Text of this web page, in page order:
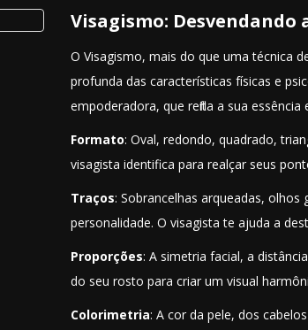
Visagismo: Desvendando
O Visagismo, mais do que uma técnica
profunda das características físicas e
empoderadora, que reflita a sua
Formato: Oval, redondo, quadrado,
visagista identifica para realçar seus
Traços: Sobrancelhas arqueadas,
personalidade. O visagista te ajuda a
Proporções: A simetria facial, a
do seu rosto para criar um visual
Colorimetria: A cor da pele, dos